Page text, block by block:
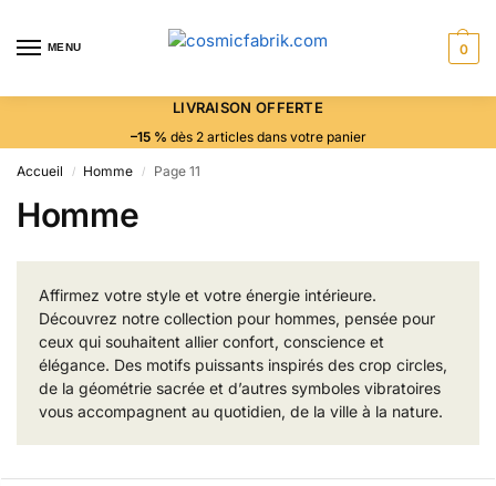
MENU 0
LIVRAISON OFFERTE
–15 % dès 2 articles dans votre panier
Accueil / Homme / Page 11
Homme
Affirmez votre style et votre énergie intérieure.
Découvrez notre collection pour hommes, pensée pour
ceux qui souhaitent allier confort, conscience et
élégance. Des motifs puissants inspirés des crop circles,
de la géométrie sacrée et d’autres symboles vibratoires
vous accompagnent au quotidien, de la ville à la nature.